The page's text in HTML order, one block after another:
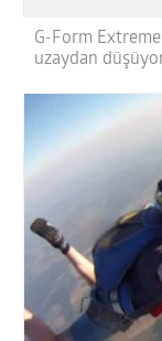
G-Form
uzaydan